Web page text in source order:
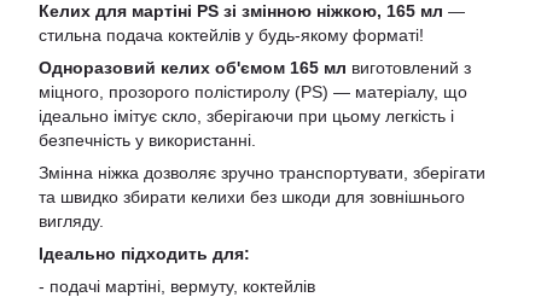
Келих для мартіні PS зі змінною ніжкою, 165 мл —
стильна подача коктейлів у будь-якому форматі!
Одноразовий келих об'ємом 165 мл виготовлений з
міцного, прозорого полістиролу (PS) — матеріалу, що
ідеально імітує скло, зберігаючи при цьому легкість і
безпечність у використанні.
Змінна ніжка дозволяє зручно транспортувати, зберігати
та швидко збирати келихи без шкоди для зовнішнього
вигляду.
Ідеально підходить для:
- подачі мартіні, вермуту, коктейлів